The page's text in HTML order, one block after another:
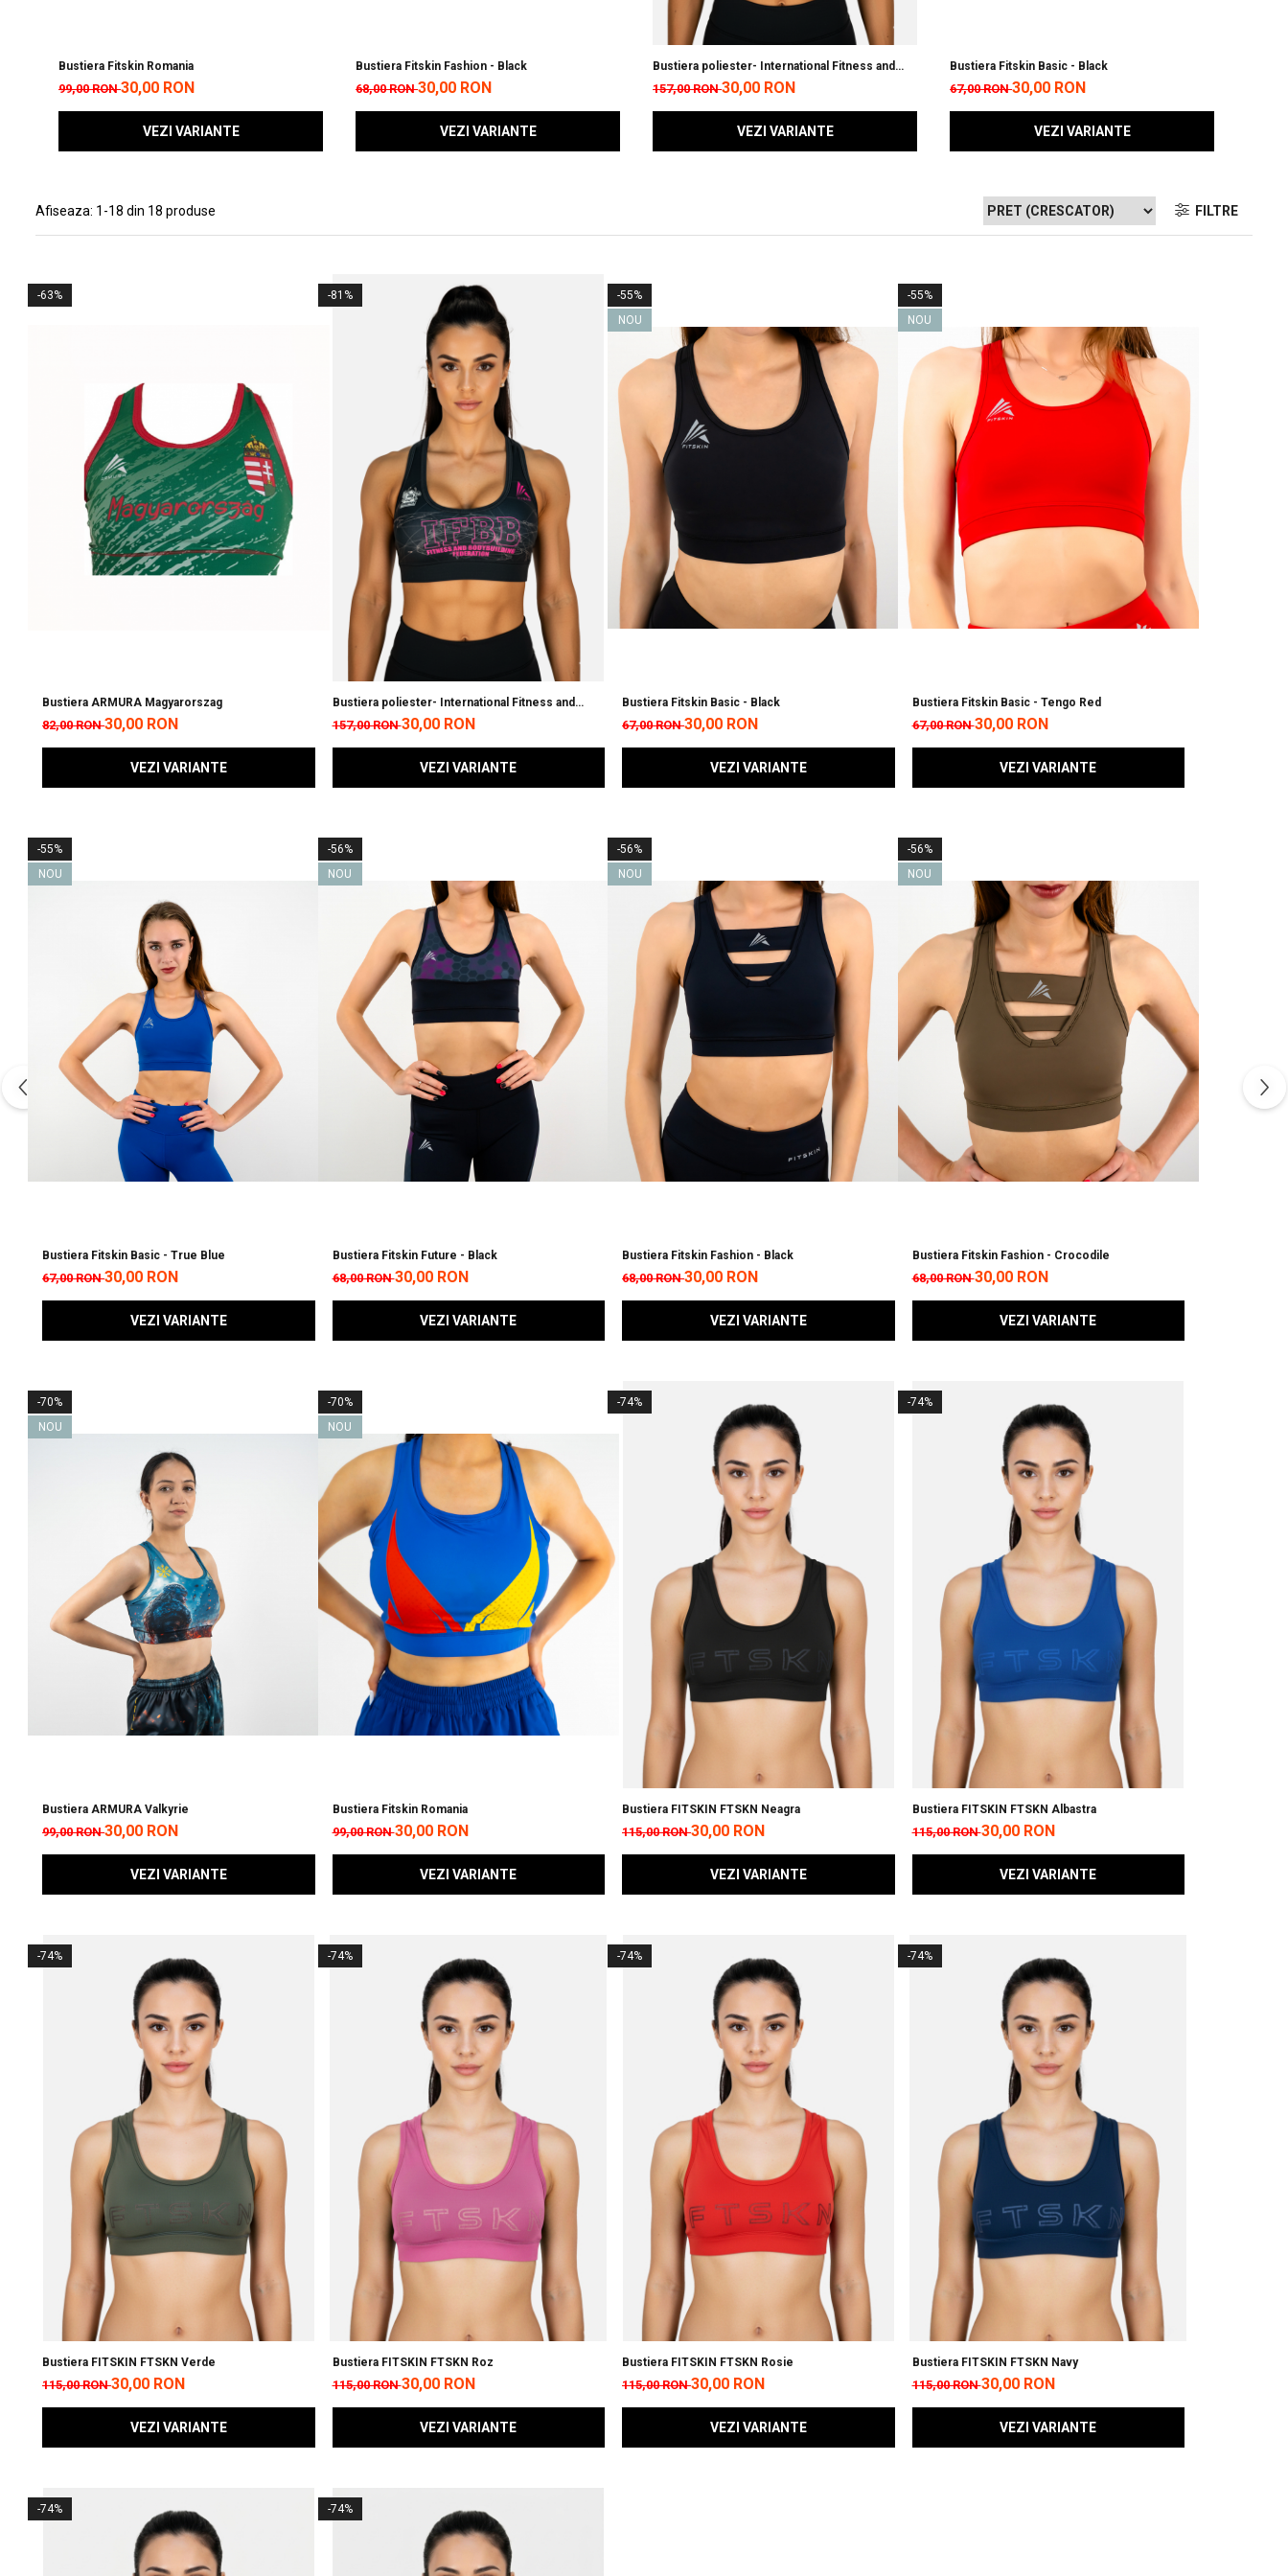
Bustiera Fitskin Romania
99,00 RON30,00 RON
VEZI VARIANTE
Bustiera Fitskin Fashion - Black
68,00 RON30,00 RON
VEZI VARIANTE
Bustiera poliester- International Fitness and
Body Building Federation
157,00 RON30,00 RON
VEZI VARIANTE
Bustiera Fitskin Basic - Black
67,00 RON30,00 RON
VEZI VARIANTE
Afiseaza: 1-18 din 18 produse FILTRE
-63%
Bustiera ARMURA Magyarorszag
82,00 RON30,00 RON
VEZI VARIANTE
-81%
Bustiera poliester- International Fitness and
Body Building Federation
157,00 RON30,00 RON
VEZI VARIANTE
-55%
NOU
Bustiera Fitskin Basic - Black
67,00 RON30,00 RON
VEZI VARIANTE
-55%
NOU
Bustiera Fitskin Basic - Tengo Red
67,00 RON30,00 RON
VEZI VARIANTE
-55%
NOU
Bustiera Fitskin Basic - True Blue
67,00 RON30,00 RON
VEZI VARIANTE
-56%
NOU
Bustiera Fitskin Future - Black
68,00 RON30,00 RON
VEZI VARIANTE
-56%
NOU
Bustiera Fitskin Fashion - Black
68,00 RON30,00 RON
VEZI VARIANTE
-56%
NOU
Bustiera Fitskin Fashion - Crocodile
68,00 RON30,00 RON
VEZI VARIANTE
-70%
NOU
Bustiera ARMURA Valkyrie
99,00 RON30,00 RON
VEZI VARIANTE
-70%
NOU
Bustiera Fitskin Romania
99,00 RON30,00 RON
VEZI VARIANTE
-74%
Bustiera FITSKIN FTSKN Neagra
115,00 RON30,00 RON
VEZI VARIANTE
-74%
Bustiera FITSKIN FTSKN Albastra
115,00 RON30,00 RON
VEZI VARIANTE
-74%
Bustiera FITSKIN FTSKN Verde
115,00 RON30,00 RON
VEZI VARIANTE
-74%
Bustiera FITSKIN FTSKN Roz
115,00 RON30,00 RON
VEZI VARIANTE
-74%
Bustiera FITSKIN FTSKN Rosie
115,00 RON30,00 RON
VEZI VARIANTE
-74%
Bustiera FITSKIN FTSKN Navy
115,00 RON30,00 RON
VEZI VARIANTE
-74% -74%